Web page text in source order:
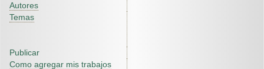
Autores
Temas
Publicar
Como agregar mis trabajos